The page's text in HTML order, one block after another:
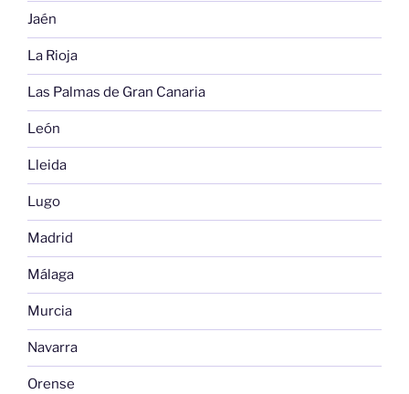
Jaén
La Rioja
Las Palmas de Gran Canaria
León
Lleida
Lugo
Madrid
Málaga
Murcia
Navarra
Orense